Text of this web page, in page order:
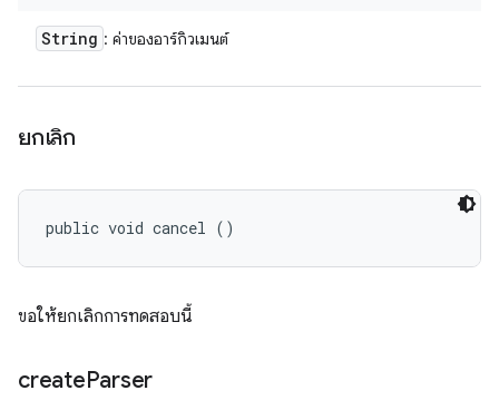
String : ค่าของอาร์กิวเมนต์
ยกเลิก
public void cancel ()
ขอให้ยกเลิกการทดสอบนี้
createParser